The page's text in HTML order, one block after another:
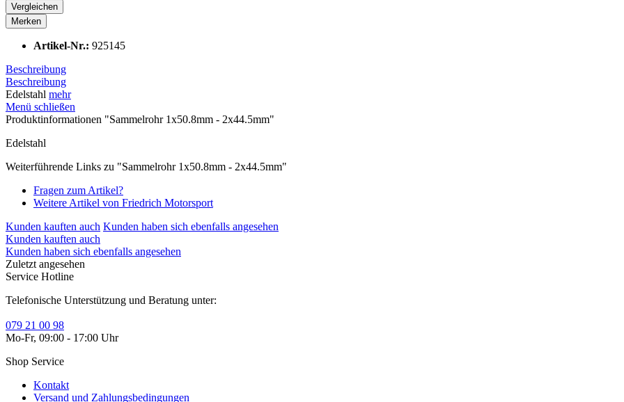
Vergleichen
Merken
Artikel-Nr.: 925145
Beschreibung
Beschreibung
Edelstahl mehr
Menü schließen
Produktinformationen "Sammelrohr 1x50.8mm - 2x44.5mm"
Edelstahl
Weiterführende Links zu "Sammelrohr 1x50.8mm - 2x44.5mm"
Fragen zum Artikel?
Weitere Artikel von Friedrich Motorsport
Kunden kauften auch Kunden haben sich ebenfalls angesehen
Kunden kauften auch
Kunden haben sich ebenfalls angesehen
Zuletzt angesehen
Service Hotline
Telefonische Unterstützung und Beratung unter:
079 21 00 98
Mo-Fr, 09:00 - 17:00 Uhr
Shop Service
Kontakt
Versand und Zahlungsbedingungen